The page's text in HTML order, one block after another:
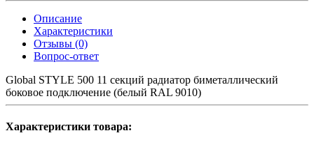
Описание
Характеристики
Отзывы (0)
Вопрос-ответ
Global STYLE 500 11 секций радиатор биметаллический
боковое подключение (белый RAL 9010)
Характеристики товара: